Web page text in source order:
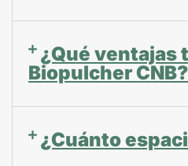
¿Qué ventajas
Biopulcher CNB?
¿Cuánto